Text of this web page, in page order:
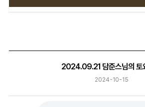
2024.09.21 담준스님의 토
2024-10-15